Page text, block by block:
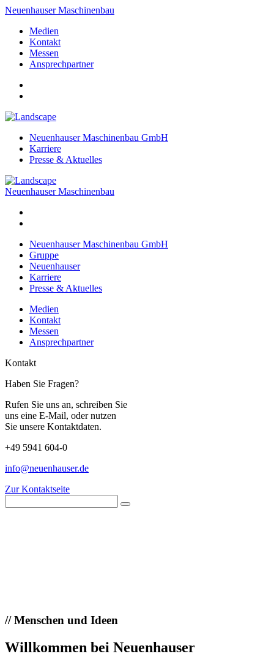
Neuenhauser Maschinenbau
Medien
Kontakt
Messen
Ansprechpartner
Neuenhauser Maschinenbau GmbH
Karriere
Presse & Aktuelles
Neuenhauser Maschinenbau
Neuenhauser Maschinenbau GmbH
Gruppe
Neuenhauser
Karriere
Presse & Aktuelles
Medien
Kontakt
Messen
Ansprechpartner
Kontakt
Haben Sie Fragen?
Rufen Sie uns an, schreiben Sie
uns eine E-Mail, oder nutzen
Sie unsere Kontaktdaten.
+49 5941 604-0
info@neuenhauser.de
Zur Kontaktseite
//Menschen und Ideen
Willkommen bei Neuenhauser